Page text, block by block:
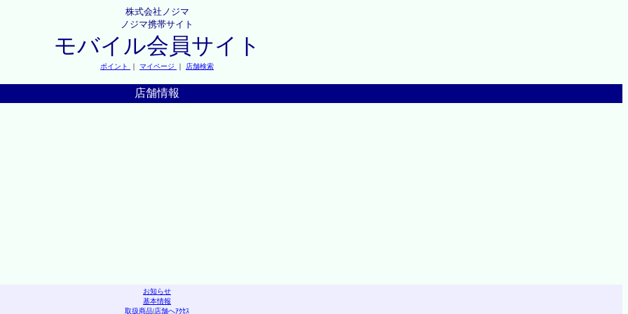
株式会社ノジマ
ノジマ携帯サイト
モバイル会員サイト
ポイント ｜ マイページ ｜ 店舗検索
店舗情報
お知らせ
基本情報
取扱商品|店舗へｱｸｾｽ